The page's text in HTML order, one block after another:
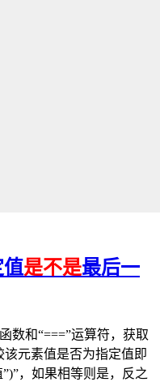
值是不是最后一
数和“===”运算符，获取
元素值是否为指定值即
”)”，如果相等则是，反之